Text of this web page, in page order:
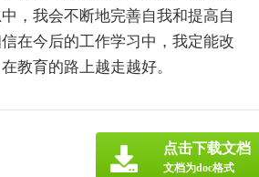
，我会不断地完善自我和提高自
在今后的工作学习中，我定能改
教育的路上越走越好。
点击下载文档
文档为doc格式